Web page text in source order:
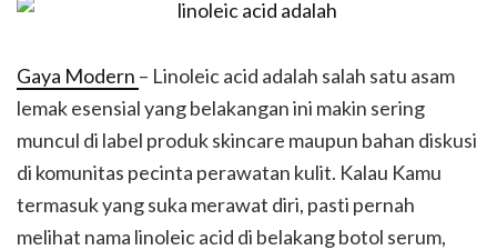
Gaya Modern – Linoleic acid adalah salah satu asam
lemak esensial yang belakangan ini makin sering
muncul di label produk skincare maupun bahan diskusi
di komunitas pecinta perawatan kulit. Kalau Kamu
termasuk yang suka merawat diri, pasti pernah
melihat nama linoleic acid di belakang botol serum,